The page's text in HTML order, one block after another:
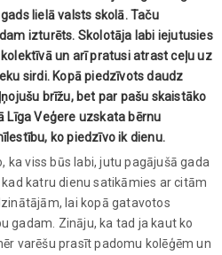
lielā valsts skolā. Taču
izturēts. Skolotāja labi iejutusies
un arī pratusi atrast ceļu uz
sirdi. Kopā piedzīvots daudz
brīžu, bet par pašu skaistāko
Līga Veģere uzskata bērnu
ko piedzīvo ik dienu.
ka viss būs labi, jutu pagājušā gada
katru dienu satikāmies ar citām
lai kopā gatavotos
gadam. Zināju, ka tad ja kaut ko
varēšu prasīt padomu kolēģēm un